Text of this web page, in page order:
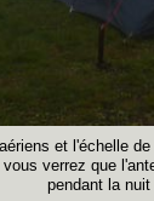
et l'échelle
verrez que
pendant la